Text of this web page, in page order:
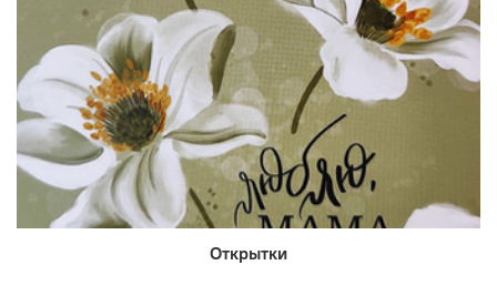
Открытки